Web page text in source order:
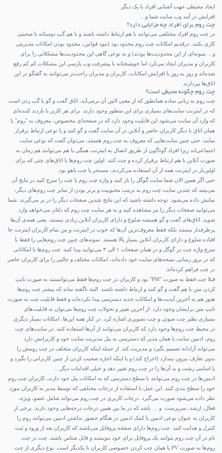
ایجاد محیطی جهت آشنایی افراد با یک دیگر
افزایش در آمد وب سایت شما و…
چت روم برای افراد چه مزایایی دارد؟
در چت روم افراد مختلفی می‌توانند با هم ارتباط داشته باشند و با هم گپ دوستانه یا صحبتی
کاری بکنند. درقدیم امکانات چت روم محدود بود (نبود قوانین، محدود بودن امکانات مدیریتی
و… نمونه‌ای از این محدودیت‌ها بودند) و به نوعی گاهی این محدودیت‌ها مشکلاتی را برای
کاربران و مدیران ایجاد می‌کرد اما خوشبختانه با پیشرفت وب پارسی این مشکلات کم کم رفع
شده‌اند و روز به روز با افزایش امکانات، کاربران و مدیران راحت‌تر می‌توانند به گفتگو در این
اتاق‌ها بپردازند.
چت روم چگونه محیطی است؟
چت روم به زبانی ساده همانطور که از معنی لاتین آن برمی‌آید، اتاق گفت و گو یا گپ زدن است
که در اینترنت سایت‌های بسیاری برای این منظور وجود دارند. برای هر کاربر یا بازدید کننده‌ای
که وارد آن سایت می‌شود این قابلیت وجود دارد که در صفحه‌ای مخصوص، معروف به "روم" یا
همان اتاق با دیگر کاربران حاضر و آنلاین در آن سایت گفت و گو کنند و یا نوعی ارتباط برقرار
نمایند. حتی چنین سایت‌هایی که معروف به چت روم هستند، می‌توان گفت که نوعی سایت
اجتماعی‌اند زیرا افراد گوناگون از طریق اتصال به اینترنت همگی با هم می‌توانند هم زمان به
صورت آنلاین با هم ارتباط برقرار کرده و چت کنند. اولین چت روم‌ها یا اتاق‌های چتی که برای
اولین‌بار در اینترنت همه از آن استفاده می‌کردند، مسنجر یا چت یاهو بود.
حتی اگر همین الان شما سایت گوگل را باز کنید و واژه چت روم یا چت را سرچ کنید در نتایج آن
می‌بینید که چندین سایت چت روم به ترتیب محبوبیت و برتر بودن از سایر چت روم‌های دیگر،
نمایش داده می‌شود. توجه داشته باشید که این نتایج چندین صفحات دیگر را در بر می‌گیرند. شما
می‌توانید صفحات دیگر را نیز مشاهده کنید و به هر سایت چت روم که دلتان می‌خواهد وارد
شوید. اتاق‌های گفت و گو همیشه شلوغ و دارای کاربران آنلاین زیادی نیستند. یعنی همه‌ی آن‌ها
پرطرفدار نیستند بلکه فقط معروف‌ترین آن‌ها که خوب در اینترنت و بین تمام کاربران اینترنت جا
افتاده شلوغ و دارای کاربران آنلاین بسیار بالا هستند. نمونه‌های چنین چت روم‌هایی را فقط با
سرچ واژه چت در گوگل و در همان صفحات ۱ الی ۳ می‌توانید پیدا کنید. چت روم‌ها با امکاناتی
که در بروز رسانی نسخه‌های سایت خود داده‌اند، امکانات مختلف و جالبی را برای کاربران حاضر
در چت فراهم کرده‌اند.
قبلا چت فقط به صورت "PM" بود و کاربران در چت روم‌ها فقط می‌توانستند به صورت تایپ
کردن متن با هم گفت و گو کنند و ارتباط داشته باشند. البته ناگفته نماند که بیشتر چت روم‌ها
هنوز هم به آخرین آپدیت‌ها و امکانات جدید دسترسی پیدا نکرده‌اند و فقط قابلیت چت به صورت
تایپ متن برایشان وجود دارد. از آخرین تغییر و تحولات چت روم‌ها می‌توان به قابلیت‌های
بسیاری نظیر چت صوتی و چت تصویری اشاره کرد. در کنار همه این‌ها، امکانات بسیار دیگری
در محیط چت روم‌ها وجود دارد که کاربران می‌توانند از آن‌ها استفاده کنند. در سایت‌های چت
روم، ادمین سایت یا همان مدیر که دسترسی به پنل مدیریت سایت خود و کاربرانش دارد
می‌تواند آزادانه تصمیم بگیرد و مدیریت کند. از جمله اینکه کاربران متخلف در چت رومش را
بدون تعارف بیرون بیندازد (اخراج کند) و یا اینکه اجازه صحبت کردن از چنین کاربرانی را بگیرد و
یا اسامی زشت و بد آن‌ها را در چت روم تغییر دهد و خیلی اقدامات دیگر …
ادمین‌ها در چت روم می‌توانند با سطح دسترسی‌ که به امکانات پنل خود دارند، کاربران چت روم
خود را سطح بندی کنند. این عمل با استفاده از درجات مختلفی که توسط مدیر به کاربران مورد
نظر داده می‌شود صورت می‌گیرد. درجات کاربری در چت روم می‌تواند شامل عضو، ویژه،
فعال، ارشد، سرپرست و … باشد که در ما بین همین درجات درجه‌هایی وجود دارند. برخی از
کاربران به عنوان نوعی ادمین یا کمک ادمین در هنگام حضور نداشتن ادمین می‌توانند روم را
کنترل و هدایت کنند. چت روم‌ها دارای صفحه پروفایل می‌باشند که کاربران بعد از ورود و ثبت
نام در آن چت روم بتوانند یک پروفایل برای خود بنویسند و قابل شناس باشند. چت در چت
روم‌ها به صورت PV یا همان چت کردن خصوصی کاربران با یکدیگر است. نوع دیگری از چت